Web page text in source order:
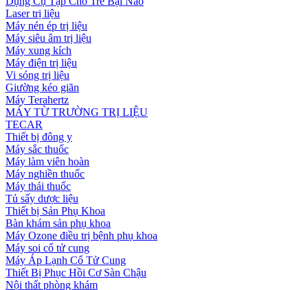
Laser trị liệu
Máy nén ép trị liệu
Máy siêu âm trị liệu
Máy xung kích
Máy điện trị liệu
Vi sóng trị liệu
Giường kéo giãn
Máy Terahertz
MÁY TỪ TRƯỜNG TRỊ LIỆU
TECAR
Thiết bị đông y
Máy sắc thuốc
Máy làm viên hoàn
Máy nghiền thuốc
Máy thái thuốc
Tủ sấy dược liệu
Thiết bị Sản Phụ Khoa
Bàn khám sản phụ khoa
Máy Ozone điều trị bệnh phụ khoa
Máy soi cổ tử cung
Máy Áp Lạnh Cổ Tử Cung
Thiết Bị Phục Hồi Cơ Sàn Chậu
Nội thất phòng khám